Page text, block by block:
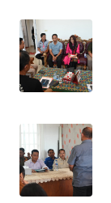
WN
KARO
WN
WN
LABUHANBATU